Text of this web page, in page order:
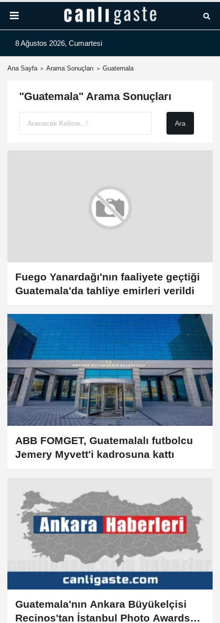
8 Ağustos 2026, Cumartesi
Ana Sayfa Arama Sonuçları Guatemala
"Guatemala" Arama Sonuçları
Fuego Yanardağı'nın faaliyete geçtiği
Guatemala'da tahliye emirleri verildi
ABB FOMGET, Guatemalalı futbolcu
Jemery Myvett'i kadrosuna kattı
Guatemala'nın Ankara Büyükelçisi
Recinos'tan İstanbul Photo Awards